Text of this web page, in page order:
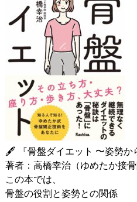
🖋 『骨盤ダイエット 〜姿勢か
著者：高橋幸治（ゆめたか接骨
この本では、
骨盤の役割と姿勢との関係